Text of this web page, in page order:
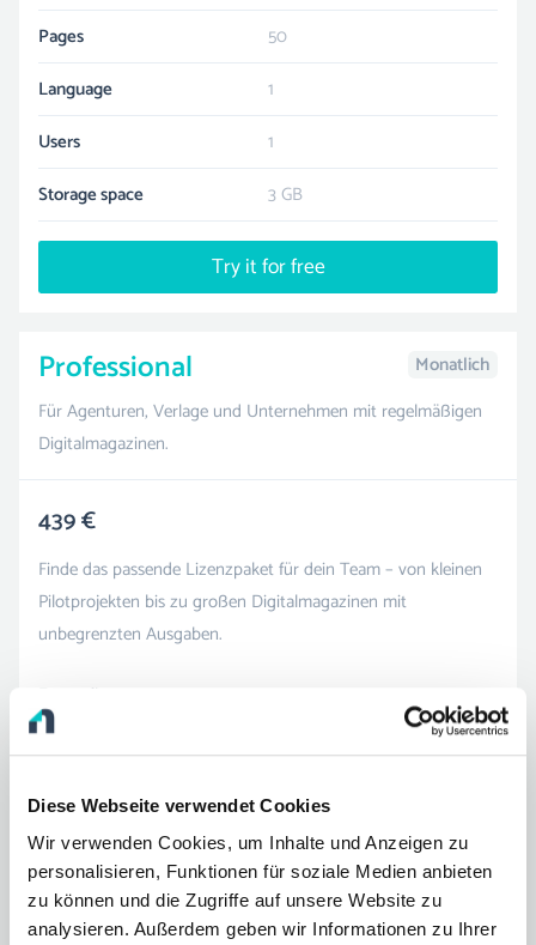
Diese Webseite verwendet Cookies
Wir verwenden Cookies, um Inhalte und Anzeigen zu
personalisieren, Funktionen für soziale Medien anbieten
zu können und die Zugriffe auf unsere Website zu
analysieren. Außerdem geben wir Informationen zu Ihrer
Pages
50
Language
1
Users
1
Storage space
3 GB
Try it for free
Professional
Für Agenturen, Verlage und Unternehmen mit regelmäßigen
Digitalmagazinen.
Monatlich
439 €
Finde das passende Lizenzpaket für dein Team – von kleinen
Pilotprojekten bis zu großen Digitalmagazinen mit
unbegrenzten Ausgaben.
Expenditure
Pages
100
Language
1
Users
3
Storage space
10 GB